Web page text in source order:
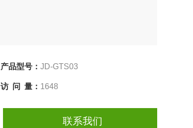
产品型号： JD-GTS03
访 问 量： 1648
联系我们